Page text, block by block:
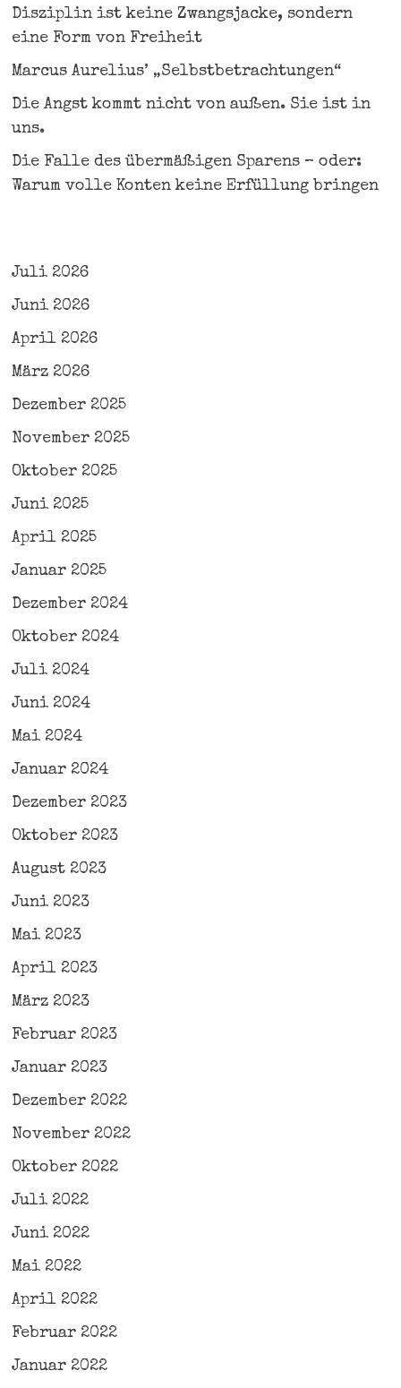
Disziplin ist keine Zwangsjacke, sondern
eine Form von Freiheit
Marcus Aurelius’ „Selbstbetrachtungen“
Die Angst kommt nicht von außen. Sie ist in
uns.
Die Falle des übermäßigen Sparens – oder:
Warum volle Konten keine Erfüllung bringen
Juli 2026
Juni 2026
April 2026
März 2026
Dezember 2025
November 2025
Oktober 2025
Juni 2025
April 2025
Januar 2025
Dezember 2024
Oktober 2024
Juli 2024
Juni 2024
Mai 2024
Januar 2024
Dezember 2023
Oktober 2023
August 2023
Juni 2023
Mai 2023
April 2023
März 2023
Februar 2023
Januar 2023
Dezember 2022
November 2022
Oktober 2022
Juli 2022
Juni 2022
Mai 2022
April 2022
Februar 2022
Januar 2022